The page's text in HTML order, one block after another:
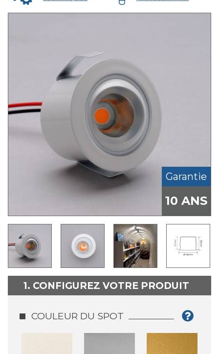
Garantie
10 ANS
1. CONFIGUREZ VOTRE PRODUIT
COULEUR DU SPOT